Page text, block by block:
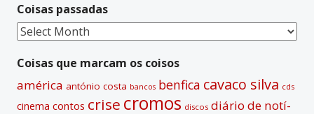
a
t
i
v
Coisas passadas
Coisas
Coisas que marcam os coisos
américa antónio costa bancos benfica cavaco silva cds
cinema contos crise cromos discos diário de notí­